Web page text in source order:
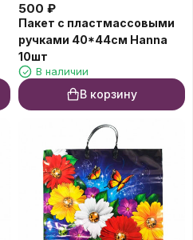
500 ₽
Пакет с пластмассовыми
ручками 40*44см Hanna
10шт
В наличии
В корзину